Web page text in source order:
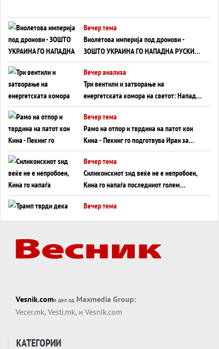
Вечер тема
Виолетова империја под дронови -
ЗОШТО УКРАИНА ГО НАПАДНА РУСКИОТ
WILDBERRIES
Вечер анализа
Три вентили и затворање на
енергетската комора на светот: Нападот
во Суец најавува глобален енергетски
инфаркт?
Вечер тема
Рамо на отпор и тврдина на патот кон
Кина - Пекинг го подготвува Иран за
американска копнена инвазија
Вечер тема
Силиконскиот ѕид веќе не е непробоен,
Кина го напаѓа последниот голем
монопол на Западот?
Вечер тема
Вечер тема
ДЛАБОКО УДОЛУ: Сметководствените
Вечер тема
АТОМСКО ДОМИНО НА БЛИСКИОТ
ИСТОК
Vesnik.comе дел од Maxmedia Group:
Vecer.mk, Vesti.mk, и Vesnik.com
КАТЕГОРИИ